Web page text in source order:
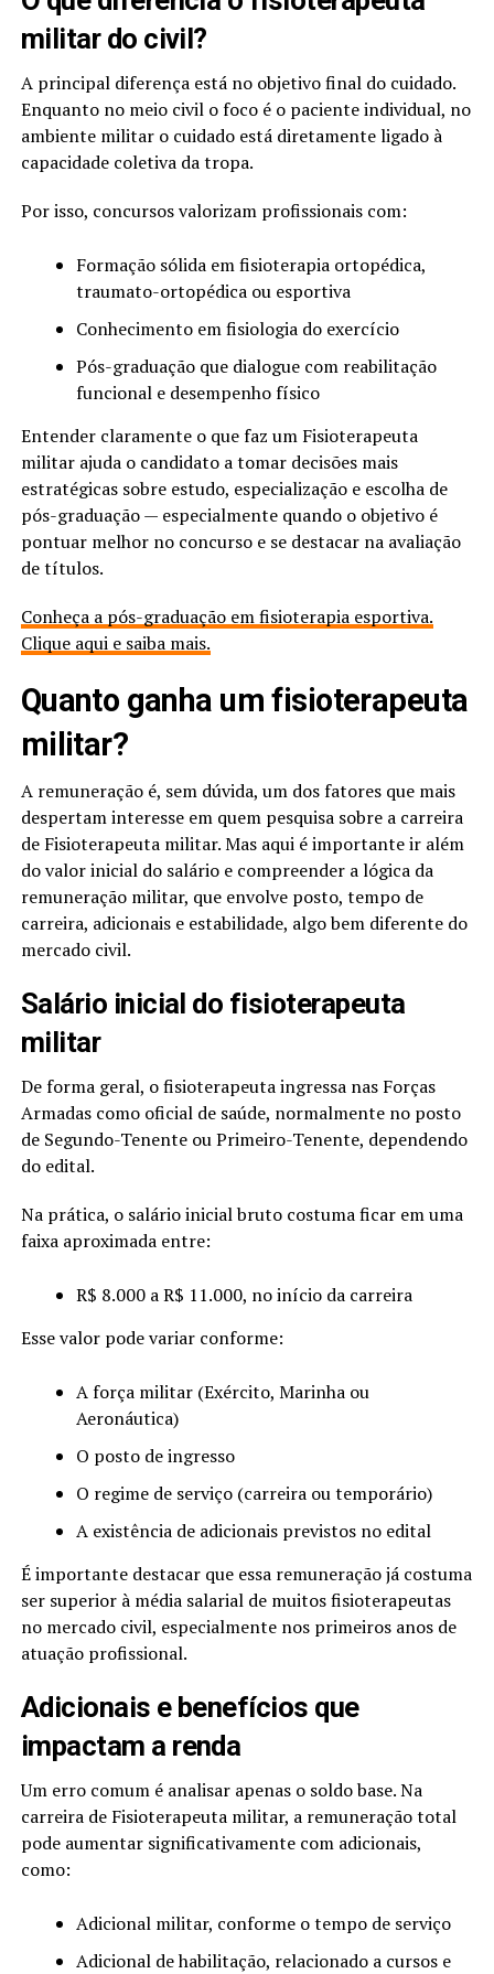
militar do civil?
A principal diferença está no objetivo final do cuidado.
Enquanto no meio civil o foco é o paciente individual, no
ambiente militar o cuidado está diretamente ligado à
capacidade coletiva da tropa.
Por isso, concursos valorizam profissionais com:
Formação sólida em fisioterapia ortopédica,
traumato-ortopédica ou esportiva
Conhecimento em fisiologia do exercício
Pós-graduação que dialogue com reabilitação
funcional e desempenho físico
Entender claramente o que faz um Fisioterapeuta
militar ajuda o candidato a tomar decisões mais
estratégicas sobre estudo, especialização e escolha de
pós-graduação — especialmente quando o objetivo é
pontuar melhor no concurso e se destacar na avaliação
de títulos.
Conheça a pós-graduação em fisioterapia esportiva.
Clique aqui e saiba mais.
Quanto ganha um fisioterapeuta
militar​?
A remuneração é, sem dúvida, um dos fatores que mais
despertam interesse em quem pesquisa sobre a carreira
de Fisioterapeuta militar. Mas aqui é importante ir além
do valor inicial do salário e compreender a lógica da
remuneração militar, que envolve posto, tempo de
carreira, adicionais e estabilidade, algo bem diferente do
mercado civil.
Salário inicial do fisioterapeuta
militar
De forma geral, o fisioterapeuta ingressa nas Forças
Armadas como oficial de saúde, normalmente no posto
de Segundo-Tenente ou Primeiro-Tenente, dependendo
do edital.
Na prática, o salário inicial bruto costuma ficar em uma
faixa aproximada entre:
R$ 8.000 a R$ 11.000, no início da carreira
Esse valor pode variar conforme:
A força militar (Exército, Marinha ou
Aeronáutica)
O posto de ingresso
O regime de serviço (carreira ou temporário)
A existência de adicionais previstos no edital
É importante destacar que essa remuneração já costuma
ser superior à média salarial de muitos fisioterapeutas
no mercado civil, especialmente nos primeiros anos de
atuação profissional.
Adicionais e benefícios que
impactam a renda
Um erro comum é analisar apenas o soldo base. Na
carreira de Fisioterapeuta militar, a remuneração total
pode aumentar significativamente com adicionais,
como:
Adicional militar, conforme o tempo de serviço
Adicional de habilitação, relacionado a cursos e